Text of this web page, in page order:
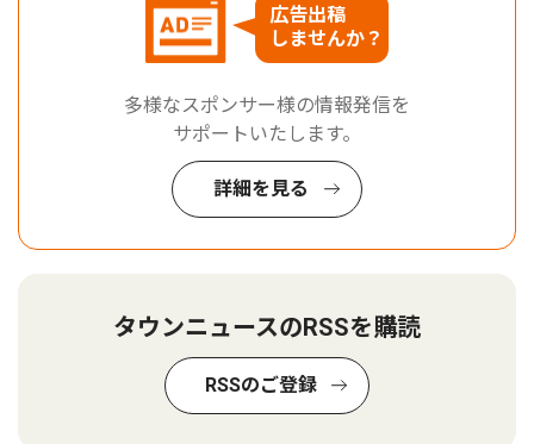
広告出稿
しませんか？
多様なスポンサー様の情報発信を
サポートいたします。
詳細を見る
タウンニュースのRSSを購読
RSSのご登録